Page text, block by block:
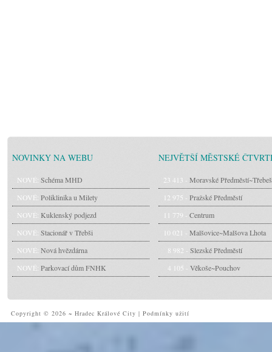
NOVINKY NA WEBU
NOVÉ: Schéma MHD
NOVÉ: Poliklinika u Milety
NOVÉ: Kuklenský podjezd
NOVÉ: Stacionář v Třebši
NOVÉ: Nová hvězdárna
NOVÉ: Parkovací dům FNHK
NEJVĚTŠÍ MĚSTSKÉ
23 413 - Moravské Předměstí~Třebeš
12 975 - Pražské Předměstí
11 779 - Centrum
10 021 - Malšovice~Malšova Lhota
8 982 - Slezské Předměstí
4 105 - Věkoše~Pouchov
Copyright © 2026 ~ Hradec Králové City | Podmínky užití